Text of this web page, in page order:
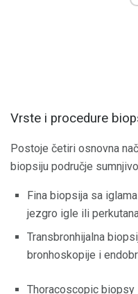
Vrste i procedure
Postoje četiri osnovna
biopsiju područje
Fina biopsija sa
jezgro igle ili
Transbronhijalna
bronhoskopije i
Thoracoscopic biopsy